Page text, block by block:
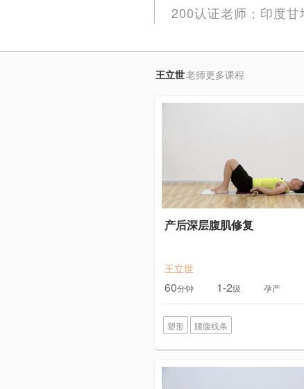
200认证老师；印度甘
王立世老师更多课程
产后深层腹肌修复
王立世
60分钟 1-2级 孕产
塑形 腰腹线条